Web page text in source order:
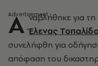
Α ναβλήθηκε για
Έλενας
συνελήφθη για
απόφαση του